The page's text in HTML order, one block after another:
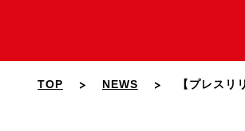
TOP NEWS 【プレス